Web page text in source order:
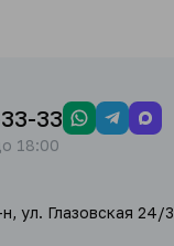
33
18:00
ул. Глазовская 24/3